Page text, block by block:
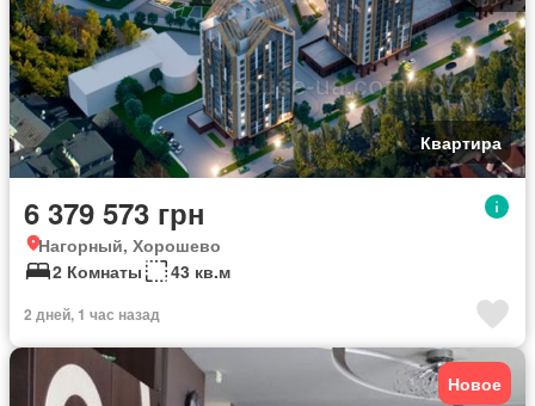
Квартира
6 379 573 грн
Нагорный, Хорошево
2 Комнаты
43 кв.м
2 дней, 1 час назад
Новое